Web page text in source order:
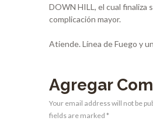
DOWN HILL, el cual finaliza
complicación mayor.
Atiende. Línea de Fuego y
Agregar
Your email address will not be
fields are marked *